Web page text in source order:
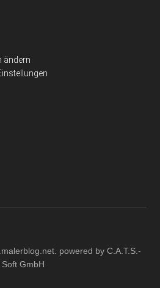
ändern
. powered by C.A.T.S.-
Soft GmbH